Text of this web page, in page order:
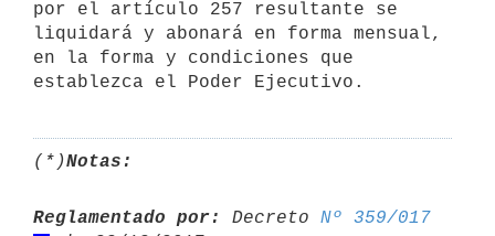
por el artículo 257 resultante se
liquidará y abonará en forma mensual,
en la forma y condiciones que
(*)Notas:
Reglamentado por: Decreto Nº 359/017